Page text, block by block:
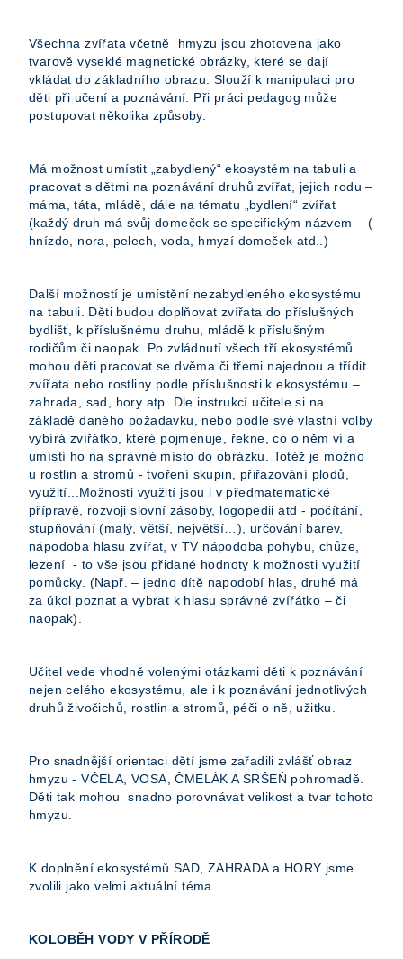
Všechna zvířata včetně hmyzu jsou zhotovena jako
tvarově vyseklé magnetické obrázky, které se dají
vkládat do základního obrazu. Slouží k manipulaci pro
děti při učení a poznávání. Při práci pedagog může
postupovat několika způsoby.
Má možnost umístit „zabydlený“ ekosystém na tabuli a
pracovat s dětmi na poznávání druhů zvířat, jejich rodu –
máma, táta, mládě, dále na tématu „bydlení“ zvířat
(každý druh má svůj domeček se specifickým názvem – (
hnízdo, nora, pelech, voda, hmyzí domeček atd..)
Další možností je umístění nezabydleného ekosystému
na tabuli. Děti budou doplňovat zvířata do příslušných
bydlišť, k příslušnému druhu, mládě k příslušným
rodičům či naopak. Po zvládnutí všech tří ekosystémů
mohou děti pracovat se dvěma či třemi najednou a třídit
zvířata nebo rostliny podle příslušnosti k ekosystému –
zahrada, sad, hory atp. Dle instrukcí učitele si na
základě daného požadavku, nebo podle své vlastní volby
vybírá zvířátko, které pojmenuje, řekne, co o něm ví a
umístí ho na správné místo do obrázku. Totéž je možno
u rostlin a stromů - tvoření skupin, přiřazování plodů,
využití...Možnosti využití jsou i v předmatematické
přípravě, rozvoji slovní zásoby, logopedii atd - počítání,
stupňování (malý, větší, největší…), určování barev,
nápodoba hlasu zvířat, v TV nápodoba pohybu, chůze,
lezení - to vše jsou přidané hodnoty k možnosti využití
pomůcky. (Např. – jedno dítě napodobí hlas, druhé má
za úkol poznat a vybrat k hlasu správné zvířátko – či
naopak).
Učitel vede vhodně volenými otázkami děti k poznávání
nejen celého ekosystému, ale i k poznávání jednotlivých
druhů živočichů, rostlin a stromů, péči o ně, užitku.
Pro snadnější orientaci dětí jsme zařadili zvlášť obraz
hmyzu - VČELA, VOSA, ČMELÁK A SRŠEŇ pohromadě.
Děti tak mohou snadno porovnávat velikost a tvar tohoto
hmyzu.
K doplnění ekosystémů SAD, ZAHRADA a HORY jsme
zvolili jako velmi aktuální téma
KOLOBĚH VODY V PŘÍRODĚ